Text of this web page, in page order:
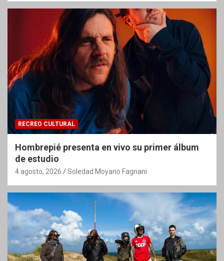
RECREO CULTURAL
Hombrepié presenta en vivo su primer álbum
de estudio
4 agosto, 2026 Soledad Moyano Fagnani